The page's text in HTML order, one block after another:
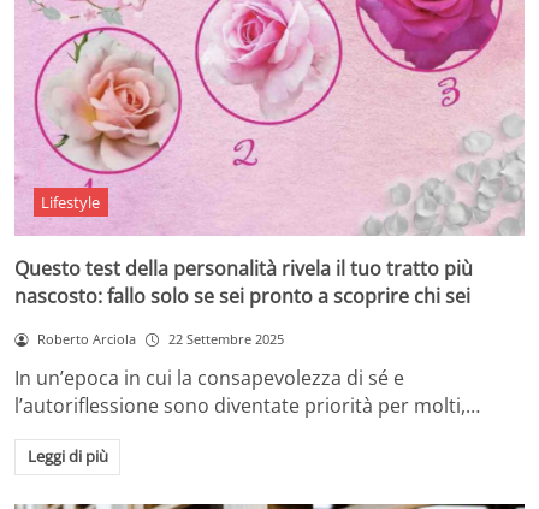
Lifestyle
Questo test della personalità rivela il tuo tratto più
nascosto: fallo solo se sei pronto a scoprire chi sei
Roberto Arciola 22 Settembre 2025
In un’epoca in cui la consapevolezza di sé e
l’autoriflessione sono diventate priorità per molti,…
Leggi di più